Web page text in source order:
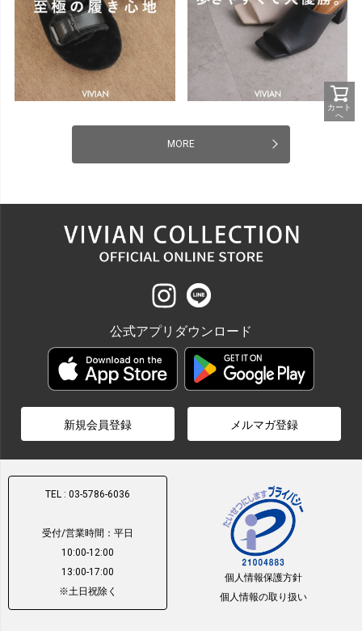
MORE
カート
へ
公式アプリダウンロード
新規会員登録 メルマガ登録
TEL : 03-5786-6036
受付/営業時間：平日
10:00-12:00
13:00-17:00
※土日祝除く
個人情報保護方針
個人情報の取り扱い